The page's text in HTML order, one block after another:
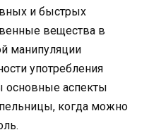
и быстрых
вещества в
манипуляции
употребления
основные аспекты
когда можно